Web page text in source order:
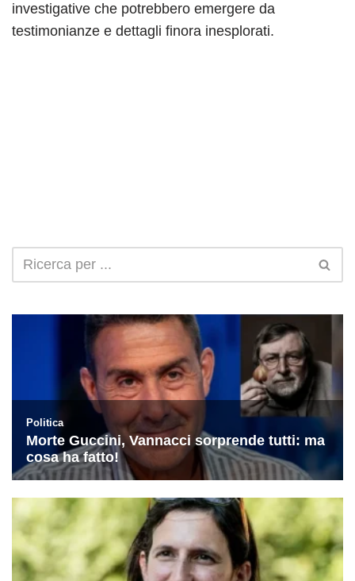
investigative che potrebbero emergere da
testimonianze e dettagli finora inesplorati.